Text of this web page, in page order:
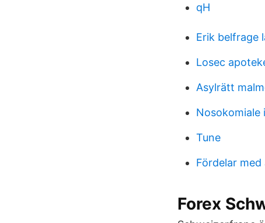
qH
Erik belfrage
Losec
Asylrätt
Nosokomiale
Tune
Fördelar
Forex